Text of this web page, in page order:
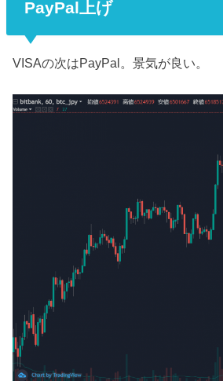
PayPal上げ
VISAの次はPayPal。景気が良い。